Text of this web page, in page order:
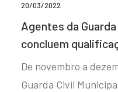
20/03/2022
Agentes da
concluem
De novembro a
Guarda Civil